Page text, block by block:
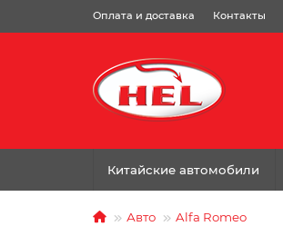
Оплата и доставка Контакты
Китайские автомобили
Авто Alfa Romeo